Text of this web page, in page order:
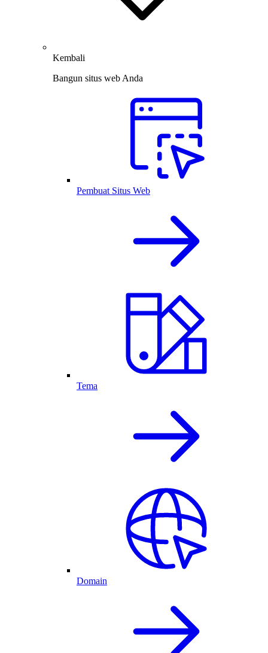
Kembali
Bangun situs web Anda
Pembuat Situs Web
Tema
Domain